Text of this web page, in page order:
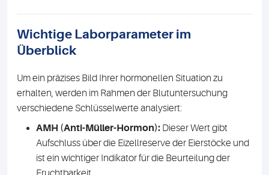
Wichtige Laborparameter im
Überblick
Um ein präzises Bild Ihrer hormonellen Situation zu
erhalten, werden im Rahmen der Blutuntersuchung
verschiedene Schlüsselwerte analysiert:
AMH (Anti-Müller-Hormon): Dieser Wert gibt
Aufschluss über die Eizellreserve der Eierstöcke und
ist ein wichtiger Indikator für die Beurteilung der